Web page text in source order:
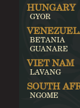
HUNGARY
GYOR
BETANIA
GUANARE
VIET NAM
LAVANG
SOUTH
NGOME